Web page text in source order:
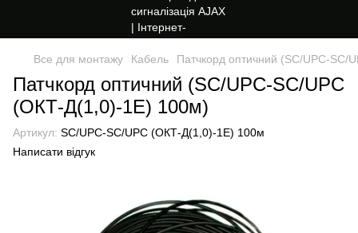
Все для монтажу Кабель Патчкорд оптичний (SC/UPC-
Патчкорд оптичний (SC/UPC-SC/UPC
(ОКТ-Д(1,0)-1Е) 100м)
Артикул: SC/UPC-SC/UPC (ОКТ-Д(1,0)-1Е) 100м
Написати відгук